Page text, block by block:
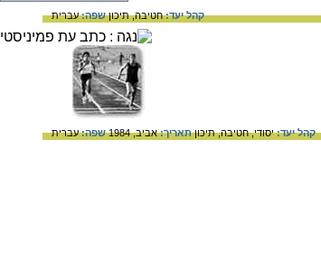
קהל יעד:חטיבה,תיכוןשפה:עברית
קהל יעד:יסודי,חטיבה,תיכוןתאריך:אביב, 1984 שפה:עברית